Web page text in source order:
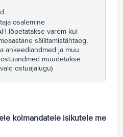
osalemine
lõpetatakse varem kui
säilitamistähtaeg,
ankeediandmed ja muu
muudetakse
ostuajalugu)
kolmandatele isikutele me